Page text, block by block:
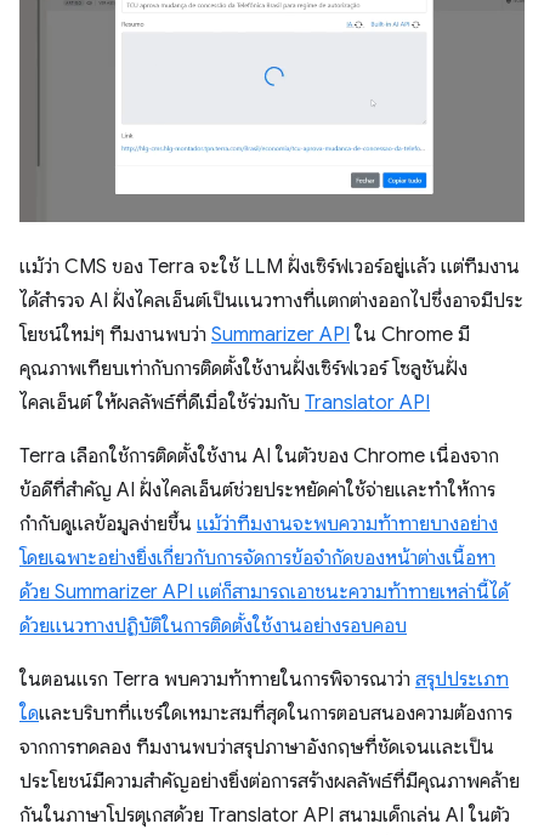
แม้ว่า CMS ของ Terra จะใช้ LLM ฝั่งเซิร์ฟเวอร์อยู่แล้ว แต่ทีมงาน
ได้สำรวจ AI ฝั่งไคลเอ็นต์เป็นแนวทางที่แตกต่างออกไปซึ่งอาจมีประ
โยชน์ใหม่ๆ ทีมงานพบว่า Summarizer API ใน Chrome มี
คุณภาพเทียบเท่ากับการติดตั้งใช้งานฝั่งเซิร์ฟเวอร์ โซลูชันฝั่ง
ไคลเอ็นต์ ให้ผลลัพธ์ที่ดีเมื่อใช้ร่วมกับ Translator API
Terra เลือกใช้การติดตั้งใช้งาน AI ในตัวของ Chrome เนื่องจาก
ข้อดีที่สำคัญ AI ฝั่งไคลเอ็นต์ช่วยประหยัดค่าใช้จ่ายและทำให้การ
กำกับดูแลข้อมูลง่ายขึ้น แม้ว่าทีมงานจะพบความท้าทายบางอย่าง
โดยเฉพาะอย่างยิ่งเกี่ยวกับการจัดการข้อจำกัดของหน้าต่างเนื้อหา
ด้วย Summarizer API แต่ก็สามารถเอาชนะความท้าทายเหล่านี้ได้
ด้วยแนวทางปฏิบัติในการติดตั้งใช้งานอย่างรอบคอบ
ในตอนแรก Terra พบความท้าทายในการพิจารณาว่า สรุปประเภท
ใดและบริบทที่แชร์ใดเหมาะสมที่สุดในการตอบสนองความต้องการ
จากการทดลอง ทีมงานพบว่าสรุปภาษาอังกฤษที่ชัดเจนและเป็น
ประโยชน์มีความสำคัญอย่างยิ่งต่อการสร้างผลลัพธ์ที่มีคุณภาพคล้าย
กันในภาษาโปรตุเกสด้วย Translator API สนามเด็กเล่น AI ในตัว